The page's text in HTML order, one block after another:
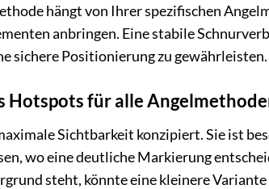
hängt von Ihrer spezifischen
anbringen. Eine stabile
sichere Positionierung zu gewährleisten.
Hotspots für alle
Sichtbarkeit konzipiert. Sie ist
wo eine deutliche Markierung
steht, könnte eine kleinere